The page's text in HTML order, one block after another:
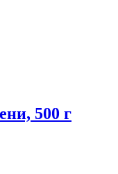
500 г